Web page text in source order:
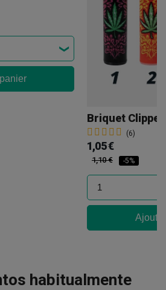
Briquet Clipper
(6)
1,05 €
1,10 € -5%
habitualmente